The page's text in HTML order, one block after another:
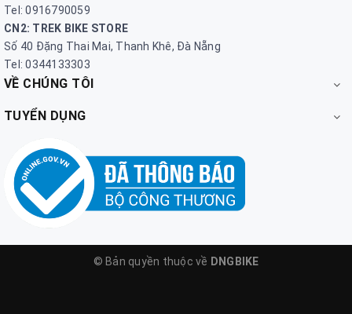
Tel: 0916790059
CN2: TREK BIKE STORE
Số 40 Đặng Thai Mai, Thanh Khê, Đà Nẵng
Tel: 0344133303
VỀ CHÚNG TÔI
TUYỂN DỤNG
© Bản quyền thuộc về DNGBIKE